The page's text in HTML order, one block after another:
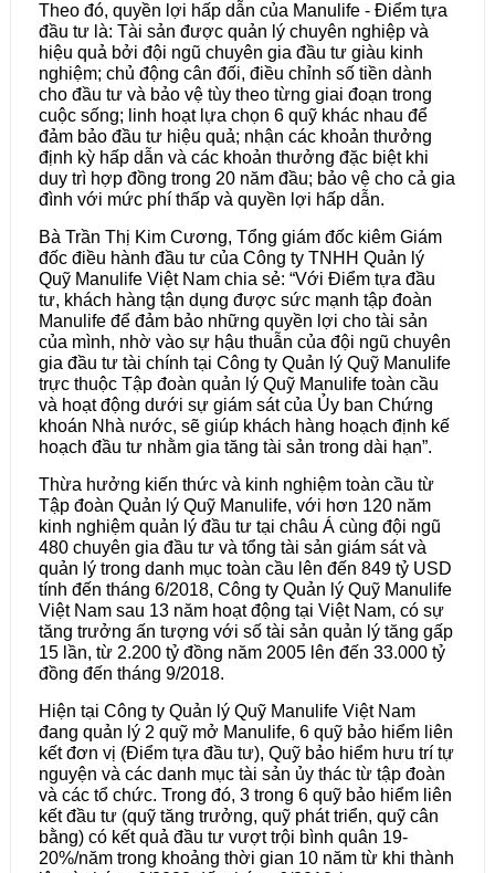
Theo đó, quyền lợi hấp dẫn của Manulife - Điểm tựa
đầu tư là: Tài sản được quản lý chuyên nghiệp và
hiệu quả bởi đội ngũ chuyên gia đầu tư giàu kinh
nghiệm; chủ động cân đối, điều chỉnh số tiền dành
cho đầu tư và bảo vệ tùy theo từng giai đoạn trong
cuộc sống; linh hoạt lựa chọn 6 quỹ khác nhau để
đảm bảo đầu tư hiệu quả; nhận các khoản thưởng
định kỳ hấp dẫn và các khoản thưởng đặc biệt khi
duy trì hợp đồng trong 20 năm đầu; bảo vệ cho cả gia
đình với mức phí thấp và quyền lợi hấp dẫn.
Bà Trần Thị Kim Cương, Tổng giám đốc kiêm Giám
đốc điều hành đầu tư của Công ty TNHH Quản lý
Quỹ Manulife Việt Nam chia sẻ: “Với Điểm tựa đầu
tư, khách hàng tận dụng được sức mạnh tập đoàn
Manulife để đảm bảo những quyền lợi cho tài sản
của mình, nhờ vào sự hậu thuẫn của đội ngũ chuyên
gia đầu tư tài chính tại Công ty Quản lý Quỹ Manulife
trực thuộc Tập đoàn quản lý Quỹ Manulife toàn cầu
và hoạt động dưới sự giám sát của Ủy ban Chứng
khoán Nhà nước, sẽ giúp khách hàng hoạch định kế
hoạch đầu tư nhằm gia tăng tài sản trong dài hạn”.
Thừa hưởng kiến thức và kinh nghiệm toàn cầu từ
Tập đoàn Quản lý Quỹ Manulife, với hơn 120 năm
kinh nghiệm quản lý đầu tư tại châu Á cùng đội ngũ
480 chuyên gia đầu tư và tổng tài sản giám sát và
quản lý trong danh mục toàn cầu lên đến 849 tỷ USD
tính đến tháng 6/2018, Công ty Quản lý Quỹ Manulife
Việt Nam sau 13 năm hoạt động tại Việt Nam, có sự
tăng trưởng ấn tượng với số tài sản quản lý tăng gấp
15 lần, từ 2.200 tỷ đồng năm 2005 lên đến 33.000 tỷ
đồng đến tháng 9/2018.
Hiện tại Công ty Quản lý Quỹ Manulife Việt Nam
đang quản lý 2 quỹ mở Manulife, 6 quỹ bảo hiểm liên
kết đơn vị (Điểm tựa đầu tư), Quỹ bảo hiểm hưu trí tự
nguyện và các danh mục tài sản ủy thác từ tập đoàn
và các tổ chức. Trong đó, 3 trong 6 quỹ bảo hiểm liên
kết đầu tư (quỹ tăng trưởng, quỹ phát triển, quỹ cân
bằng) có kết quả đầu tư vượt trội bình quân 19-
20%/năm trong khoảng thời gian 10 năm từ khi thành